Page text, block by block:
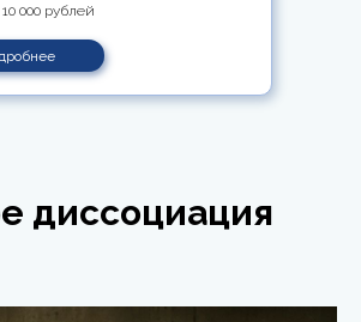
000 рублей
диссоциация